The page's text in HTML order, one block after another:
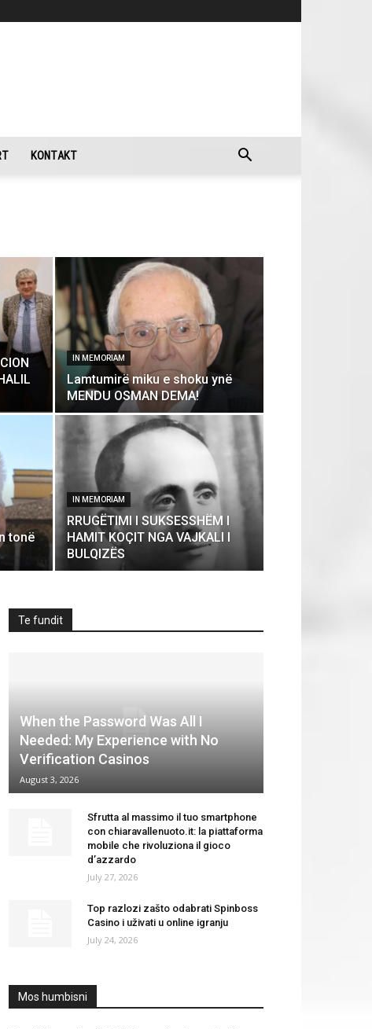
KONTAKT
IN MEMORIAM
Lamtumirë miku e shoku ynë
MENDU OSMAN DEMA!
tonë
IN MEMORIAM
RRUGËTIMI I SUKSESSHËM I
HAMIT KOÇIT NGA VAJKALI I
BULQIZËS
Te fundit
When the Password Was All I
Needed: My Experience with No
Verification Casinos
August 3, 2026
Sfrutta al massimo il tuo smartphone
con chiaravallenuoto.it: la piattaforma
mobile che rivoluziona il gioco
d’azzardo
July 27, 2026
Top razlozi zašto odabrati Spinboss
Casino i uživati u online igranju
July 24, 2026
Mos humbisni